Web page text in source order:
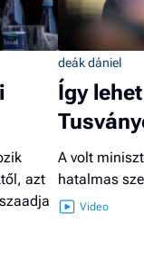
azt
deák dániel
Így
A volt
hatalmas